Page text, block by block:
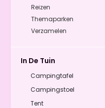
Reizen
Themaparken
Verzamelen
In De Tuin
Campingtafel
Campingstoel
Tent